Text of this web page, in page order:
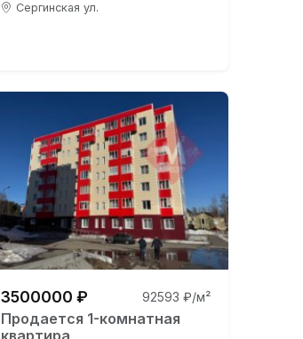
Сергинская ул.
3500000 ₽ 92593 ₽/м²
Продается 1-комнатная
квартира